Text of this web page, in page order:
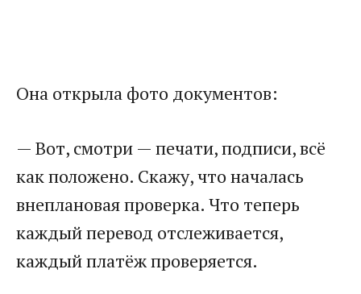
Она открыла фото документов:
— Вот, смотри — печати, подписи, всё
как положено. Скажу, что началась
внеплановая проверка. Что теперь
каждый перевод отслеживается,
каждый платёж проверяется.